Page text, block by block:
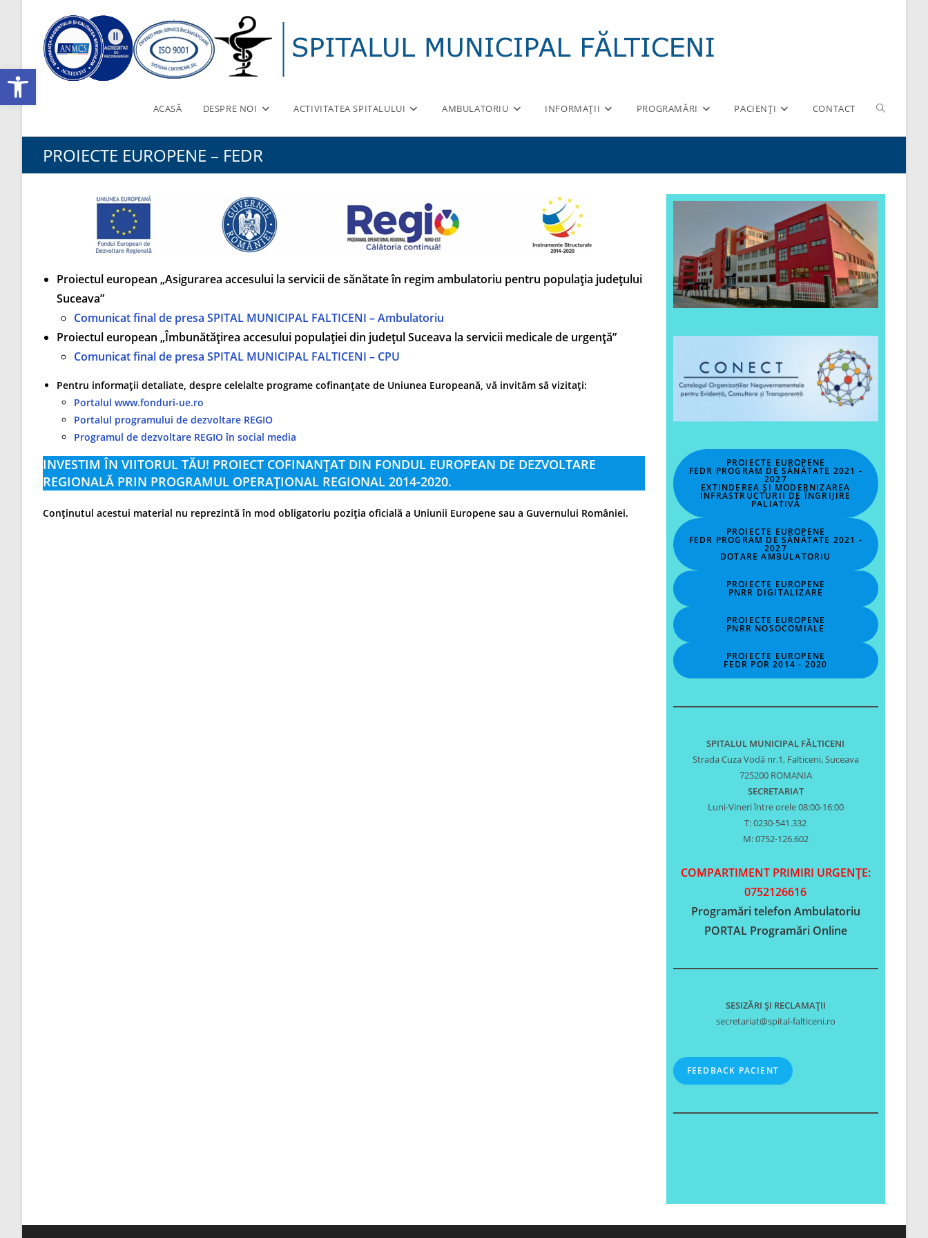
Deschide bara de unelte
ACASĂ DESPRE NOI ACTIVITATEA SPITALULUI AMBULATORIU INFORMAȚII PROGRAMĂRI PACIENȚI CONTACT Toggle
PROIECTE EUROPENE – FEDR
Proiectul european „Asigurarea accesului la servicii de sănătate în regim ambulatoriu pentru populația județului
Suceava”
Comunicat final de presa SPITAL MUNICIPAL FALTICENI – Ambulatoriu
Proiectul european „Îmbunătățirea accesului populației din județul Suceava la servicii medicale de urgență”
Comunicat final de presa SPITAL MUNICIPAL FALTICENI – CPU
Pentru informații detaliate, despre celelalte programe cofinanțate de Uniunea Europeană, vă invităm să vizitați:
Portalul www.fonduri-ue.ro
Portalul programului de dezvoltare REGIO
Programul de dezvoltare REGIO în social media
INVESTIM ÎN VIITORUL TĂU! PROIECT COFINANȚAT DIN FONDUL EUROPEAN DE DEZVOLTARE
REGIONALĂ PRIN PROGRAMUL OPERAȚIONAL REGIONAL 2014-2020.
Conținutul acestui material nu reprezintă în mod obligatoriu poziția oficială a Uniunii Europene sau a Guvernului României.
PROIECTE EUROPENE
FEDR PROGRAM DE SĂNĂTATE 2021 -
2027
EXTINDEREA ȘI MODERNIZAREA
INFRASTRUCTURII DE ÎNGRIJIRE
PALIATIVĂ
PROIECTE EUROPENE
FEDR PROGRAM DE SĂNĂTATE 2021 -
2027
DOTARE AMBULATORIU
PROIECTE EUROPENE
PNRR DIGITALIZARE
PROIECTE EUROPENE
PNRR NOSOCOMIALE
PROIECTE EUROPENE
FEDR POR 2014 - 2020
SPITALUL MUNICIPAL FĂLTICENI
Strada Cuza Vodă nr.1, Falticeni, Suceava
725200 ROMANIA
SECRETARIAT
Luni-Vineri între orele 08:00-16:00
T: 0230-541.332
M: 0752-126.602
COMPARTIMENT PRIMIRI URGENȚE:
0752126616
Programări telefon Ambulatoriu
PORTAL Programări Online
SESIZĂRI ȘI RECLAMAȚII
secretariat@spital-falticeni.ro
FEEDBACK PACIENT